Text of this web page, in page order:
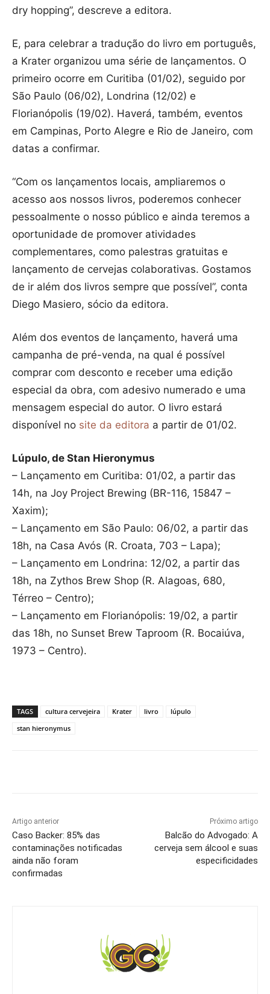
dry hopping”, descreve a editora.
E, para celebrar a tradução do livro em português,
a Krater organizou uma série de lançamentos. O
primeiro ocorre em Curitiba (01/02), seguido por
São Paulo (06/02), Londrina (12/02) e
Florianópolis (19/02). Haverá, também, eventos
em Campinas, Porto Alegre e Rio de Janeiro, com
datas a confirmar.
“Com os lançamentos locais, ampliaremos o
acesso aos nossos livros, poderemos conhecer
pessoalmente o nosso público e ainda teremos a
oportunidade de promover atividades
complementares, como palestras gratuitas e
lançamento de cervejas colaborativas. Gostamos
de ir além dos livros sempre que possível”, conta
Diego Masiero, sócio da editora.
Além dos eventos de lançamento, haverá uma
campanha de pré-venda, na qual é possível
comprar com desconto e receber uma edição
especial da obra, com adesivo numerado e uma
mensagem especial do autor. O livro estará
disponível no site da editora a partir de 01/02.
Lúpulo, de Stan Hieronymus
– Lançamento em Curitiba: 01/02, a partir das
14h, na Joy Project Brewing (BR-116, 15847 –
Xaxim);
– Lançamento em São Paulo: 06/02, a partir das
18h, na Casa Avós (R. Croata, 703 – Lapa);
– Lançamento em Londrina: 12/02, a partir das
18h, na Zythos Brew Shop (R. Alagoas, 680,
Térreo – Centro);
– Lançamento em Florianópolis: 19/02, a partir
das 18h, no Sunset Brew Taproom (R. Bocaiúva,
1973 – Centro).
TAGS cultura cervejeira Krater livro
lúpulo
stan hieronymus
Artigo anterior
Caso Backer: 85% das
contaminações notificadas
ainda não foram
confirmadas
Próximo artigo
Balcão do Advogado: A
cerveja sem álcool e suas
especificidades